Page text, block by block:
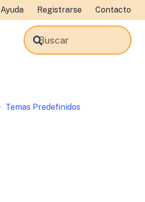
Ayuda Registrarse Contacto
Temas Predefinidos